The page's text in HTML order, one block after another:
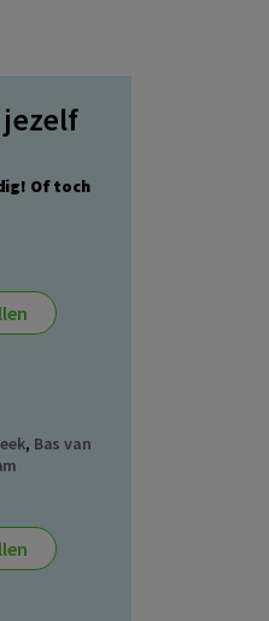
Of toch
, Bas van